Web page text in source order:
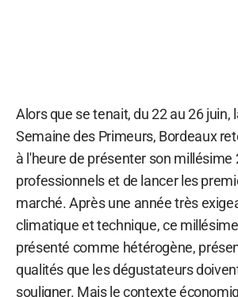
Alors que se tenait, du 22 au 26 juin,
Semaine des Primeurs, Bordeaux
à l'heure de présenter son millésime
professionnels et de lancer les
marché. Après une année très
climatique et technique, ce
présenté comme hétérogène,
qualités que les dégustateurs
souligner. Mais le contexte